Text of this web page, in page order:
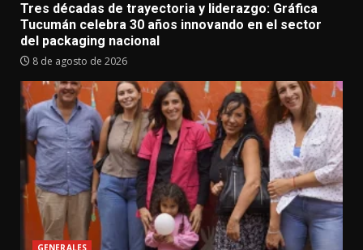
Tres décadas de trayectoria y liderazgo: Gráfica
Tucumán celebra 30 años innovando en el sector
del packaging nacional
8 de agosto de 2026